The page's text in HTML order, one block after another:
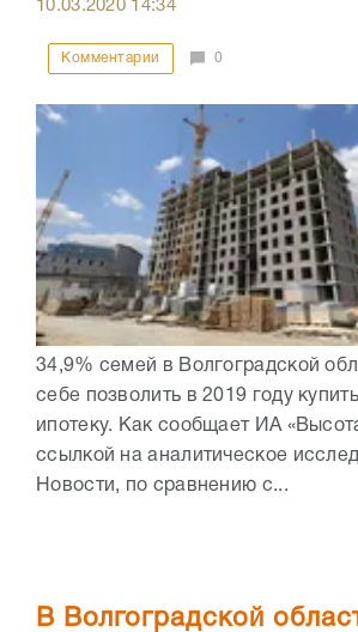
10.03.2020 14:34
Комментарии 0
34,9% семей в Волгоградской
себе позволить в 2019 году
ипотеку. Как сообщает ИА
ссылкой на аналитическое
Новости, по сравнению с...
В Волгоградской